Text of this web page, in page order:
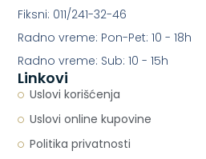
Linkovi
Uslovi korišćenja
Uslovi online kupovine
Politika privatnosti
Fiksni: 011/241-32-46
Radno vreme: Pon-Pet: 10 - 18h
Radno vreme: Sub: 10 - 15h